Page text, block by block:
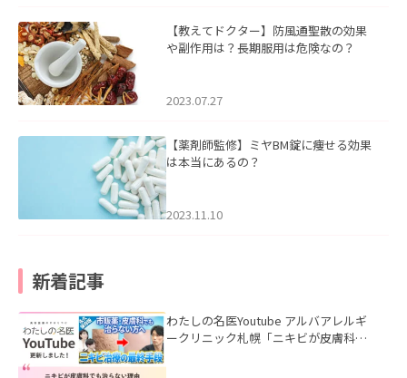
【教えてドクター】防風通聖散の効果
や副作用は？長期服用は危険なの？
2023.07.27
【薬剤師監修】ミヤBM錠に痩せる効果
は本当にあるの？
2023.11.10
新着記事
わたしの名医Youtube アルバアレルギ
ークリニック札幌「ニキビが皮膚科で